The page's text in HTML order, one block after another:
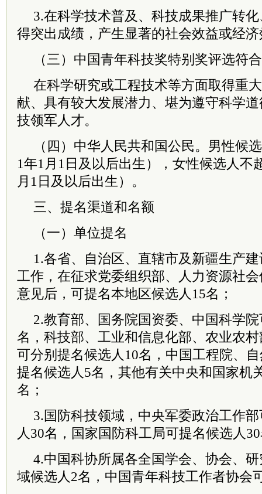
3.在科学技术普及、科技成果推广转
得突出成绩，产生显著的社会效益或经
（三）中国青年科技奖特别奖评选符
在科学研究或工程技术等方面取得重
献、具有较大发展潜力、堪为遵守科学
技领军人才。
（四）中华人民共和国公民。男性候
1年1月1日及以后出生），女性候选人不
月1日及以后出生）。
三、提名渠道和名额
（一）单位提名
1.各省、自治区、直辖市及新疆生产
工作，在征求党委组织部、人力资源社
意见后，可提名本地区候选人15名；
2.教育部、 国务院国资委、中国科学院
名，科技部、工业和信息化部、农业农
可分别提名候选人10名，中国工程院、
提名候选人5名，其他有关中央和国家机
名；
3.国防科技领域，中央军委政治工作
人30名，国家国防科工局可提名候选人
4.中国科协所属各全国学会、协会、
域候选人2名，中国青年科技工作者协会